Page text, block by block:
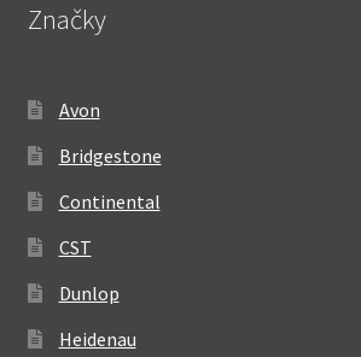
Značky
Avon
Bridgestone
Continental
CST
Dunlop
Heidenau